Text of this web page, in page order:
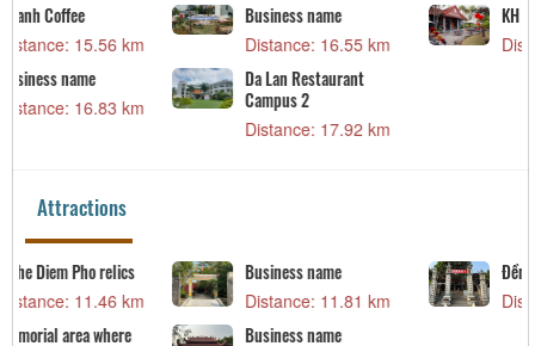
KH Coffee Garden
Distance: 18.10 km
Business name
Distance: 18.21 km
Attractions
Đền - Nghè Đề Lĩnh
Distance: 13.76 km
Sam Son beach
Distance: 13.96 km